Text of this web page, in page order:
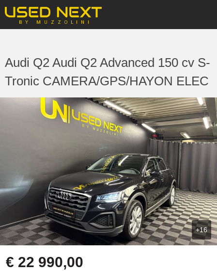
Audi Q2 Audi Q2 Advanced 150 cv S-
Tronic CAMERA/GPS/HAYON ELEC
+16
€ 22 990,00